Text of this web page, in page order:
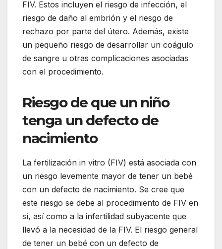
FIV. Estos incluyen el riesgo de infección, el
riesgo de daño al embrión y el riesgo de
rechazo por parte del útero. Además, existe
un pequeño riesgo de desarrollar un coágulo
de sangre u otras complicaciones asociadas
con el procedimiento.
Riesgo de que un niño
tenga un defecto de
nacimiento
La fertilización in vitro (FIV) está asociada con
un riesgo levemente mayor de tener un bebé
con un defecto de nacimiento. Se cree que
este riesgo se debe al procedimiento de FIV en
sí, así como a la infertilidad subyacente que
llevó a la necesidad de la FIV. El riesgo general
de tener un bebé con un defecto de